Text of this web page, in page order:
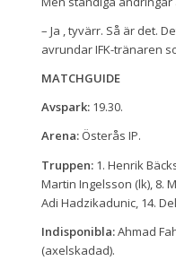
– Ja , tyvärr. Så är det.
avrundar IFK-tränaren
MATCHGUIDE
Avspark:19.30.
Arena:Österås IP.
Truppen:1. Henrik
Martin Ingelsson (lk), 8.
Adi Hadzikadunic, 14.
Indisponibla:Ahmad
(axelskadad).